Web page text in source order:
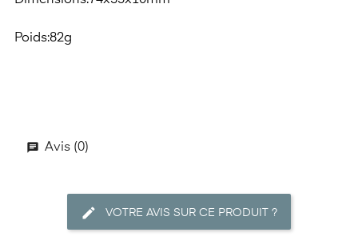
Poids:82g
Avis (0)
VOTRE AVIS SUR CE PRODUIT ?